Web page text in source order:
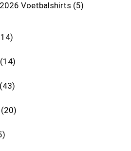
Voetbalshirts 5
14
43
20